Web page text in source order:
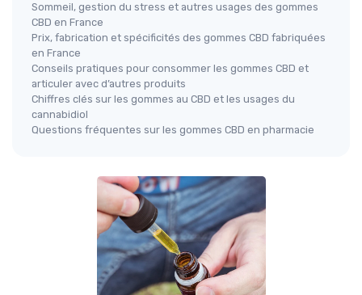
Sommeil, gestion du stress et autres usages des gommes
CBD en France
Prix, fabrication et spécificités des gommes CBD fabriquées
en France
Conseils pratiques pour consommer les gommes CBD et
articuler avec d’autres produits
Chiffres clés sur les gommes au CBD et les usages du
cannabidiol
Questions fréquentes sur les gommes CBD en pharmacie